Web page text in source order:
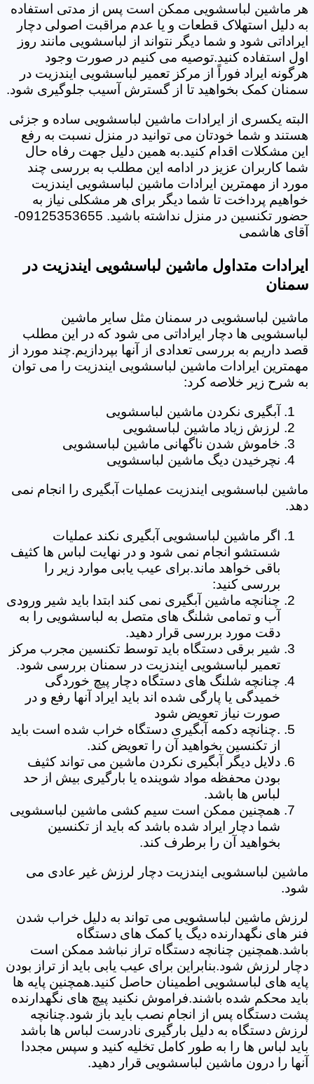
هر ماشین لباسشویی ممکن است پس از مدتی استفاده
به دلیل استهلاک قطعات و یا عدم مراقبت اصولی دچار
ایراداتی شود و شما دیگر نتواند از لباسشویی مانند روز
اول استفاده کنید.توصیه می کنیم در صورت وجود
هرگونه ایراد فوراً از مرکز تعمیر لباسشویی ایندزیت در
سمنان کمک بخواهید تا از گسترش آسیب جلوگیری شود.
البته یکسری از ایرادات ماشین لباسشویی ساده و جزئی
هستند و شما خودتان می توانید در منزل نسبت به رفع
این مشکلات اقدام کنید.به همین دلیل جهت رفاه حال
شما کاربران عزیز در ادامه این مطلب به بررسی چند
مورد از مهمترین ایرادات ماشین لباسشویی ایندزیت
خواهیم پرداخت تا شما دیگر برای هر مشکلی نیاز به
حضور تکنسین در منزل نداشته باشید. 09125353655-
آقای هاشمی
ایرادات متداول ماشین لباسشویی ایندزیت در
سمنان
ماشین لباسشویی در سمنان مثل سایر ماشین
لباسشویی ها دچار ایراداتی می شود که در این مطلب
قصد داریم به بررسی تعدادی از آنها بپردازیم.چند مورد از
مهمترین ایرادات ماشین لباسشویی ایندزیت را می توان
به شرح زیر خلاصه کرد:
آبگیری نکردن ماشین لباسشویی
لرزش زیاد ماشین لباسشویی
خاموش شدن ناگهانی ماشین لباسشویی
نچرخیدن دیگ ماشین لباسشویی
ماشین لباسشویی ایندزیت عملیات آبگیری را انجام نمی
دهد.
اگر ماشین لباسشویی آبگیری نکند عملیات
شستشو انجام نمی شود و در نهایت لباس ها کثیف
باقی خواهد ماند.برای عیب یابی موارد زیر را
بررسی کنید:
چنانچه ماشین آبگیری نمی کند ابتدا باید شیر ورودی
آب و تمامی شلنگ های متصل به لباسشویی را به
دقت مورد بررسی قرار دهید.
شیر برقی دستگاه باید توسط تکنسین مجرب مرکز
تعمیر لباسشویی ایندزیت در سمنان بررسی شود.
چنانچه شلنگ های دستگاه دچار پیچ خوردگی
خمیدگی یا پارگی شده اند باید ایراد آنها رفع و در
صورت نیاز تعویض شود
.چنانچه دکمه آبگیری دستگاه خراب شده است باید
از تکنسین بخواهید آن را تعویض کند.
دلایل دیگر آبگیری نکردن ماشین می تواند کثیف
بودن محفظه مواد شوینده یا بارگیری بیش از حد
لباس ها باشد.
همچنین ممکن است سیم کشی ماشین لباسشویی
شما دچار ایراد شده باشد که باید از تکنسین
بخواهید آن را برطرف کند.
ماشین لباسشویی ایندزیت دچار لرزش غیر عادی می
شود.
لرزش ماشین لباسشویی می تواند به دلیل خراب شدن
فنر های نگهدارنده دیگ یا کمک های دستگاه
باشد.همچنین چنانچه دستگاه تراز نباشد ممکن است
دچار لرزش شود.بنابراین برای عیب یابی باید از تراز بودن
پایه های لباسشویی اطمینان حاصل کنید.همچنین پایه ها
باید محکم شده باشند.فراموش نکنید پیچ های نگهدارنده
پشت دستگاه پس از انجام نصب باید باز شود.چنانچه
لرزش دستگاه به دلیل بارگیری نادرست لباس ها باشد
باید لباس ها را به طور کامل تخلیه کنید و سپس مجددا
آنها را درون ماشین لباسشویی قرار دهید.